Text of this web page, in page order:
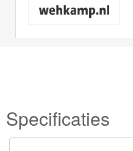
Specificaties